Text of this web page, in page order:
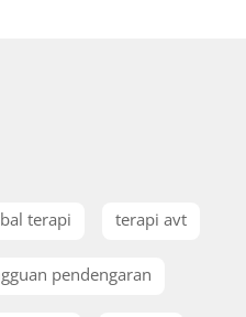
terapi terapi avt
pendengaran